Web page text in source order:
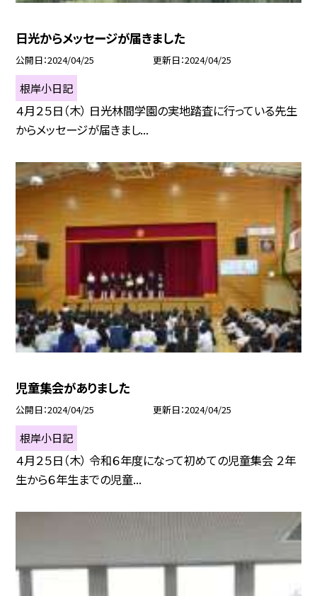
日光からメッセージが届きました
公開日 2024/04/25 更新日 2024/04/25
根岸小日記
４月２５日（木） 日光林間学園の実地踏査に行っている先生
からメッセージが届きまし...
児童集会がありました
公開日 2024/04/25 更新日 2024/04/25
根岸小日記
４月２５日（木） 令和６年度になって初めての児童集会 ２年
生から６年生までの児童...